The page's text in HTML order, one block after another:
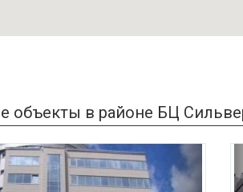
объекты в районе БЦ
Next